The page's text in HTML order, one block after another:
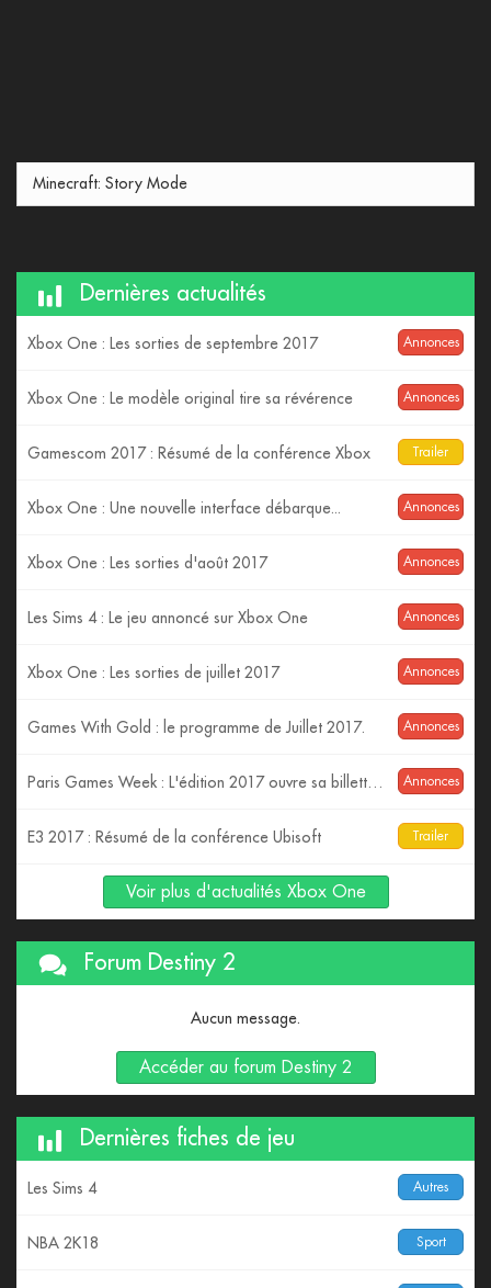
Minecraft: Story Mode
Dernières actualités
Annonces
Xbox One : Les sorties de septembre 2017
Annonces
Xbox One : Le modèle original tire sa révérence
Trailer
Gamescom 2017 : Résumé de la conférence Xbox
Annonces
Xbox One : Une nouvelle interface débarque...
Annonces
Xbox One : Les sorties d'août 2017
Annonces
Les Sims 4 : Le jeu annoncé sur Xbox One
Annonces
Xbox One : Les sorties de juillet 2017
Annonces
Games With Gold : le programme de Juillet 2017.
Annonces
Trailer
E3 2017 : Résumé de la conférence Ubisoft
Voir plus d'actualités Xbox One
Forum Destiny 2
Aucun message.
Accéder au forum Destiny 2
Dernières fiches de jeu
Autres
Les Sims 4
Sport
NBA 2K18